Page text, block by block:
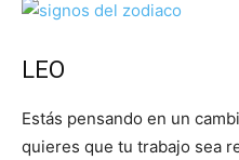
LEO
Estás pensando en un
quieres que tu trabajo sea